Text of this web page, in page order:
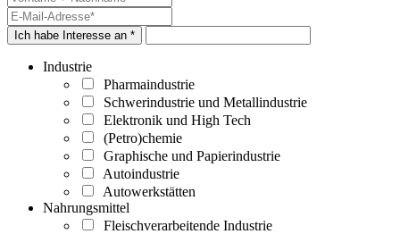
Ich habe Interesse an *
Industrie
Pharmaindustrie
Schwerindustrie und Metallindustrie
Elektronik und High Tech
(Petro)chemie
Graphische und Papierindustrie
Autoindustrie
Autowerkstätten
Nahrungsmittel
Fleischverarbeitende Industrie